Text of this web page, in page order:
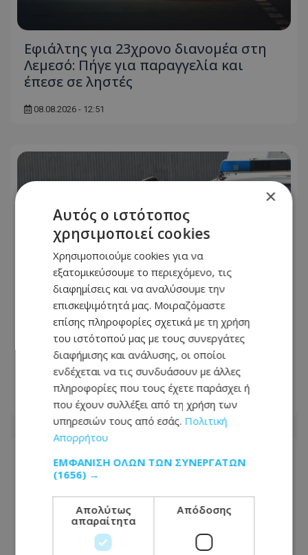
Εφιάλτης για 23χρονο διανομέα στη
Λεμεσό: Πήγε για παραγγελία και
έπεσε σε ληστές
08.08.2026 - 12:51
Δεκαπενταύγουστος με μπλόκα και
αυξημένους ελέγχους – Τι θα ελέγχει η
Αστυνομία
08.08.2026 - 13:18
×
Αυτός ο ιστότοπος
χρησιμοποιεί cookies
Χρησιμοποιούμε cookies για να
εξατομικεύσουμε το περιεχόμενο, τις
διαφημίσεις και να αναλύσουμε την
επισκεψιμότητά μας. Μοιραζόμαστε
επίσης πληροφορίες σχετικά με τη χρήση
του ιστότοπού μας με τους συνεργάτες
διαφήμισης και ανάλυσης, οι οποίοι
ενδέχεται να τις συνδυάσουν με άλλες
πληροφορίες που τους έχετε παράσχει ή
που έχουν συλλέξει από τη χρήση των
υπηρεσιών τους από εσάς. Πολιτική
Απορρήτου
ΕΜΦΆΝΙΣΗ ΌΛΩΝ ΤΩΝ ΣΥΝΕΡΓΑΤΏΝ
(1656) →
Απολύτως
απαραίτητα
Απόδοσης